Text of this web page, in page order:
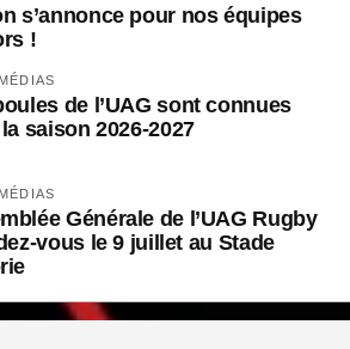
s’annonce pour nos équipes
!
de l’UAG sont connues
saison 2026-2027
Générale de l’UAG Rugby
vous le 9 juillet au Stade